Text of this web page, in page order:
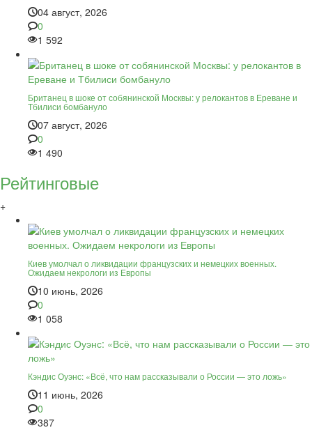
04 август, 2026
0
1 592
Британец в шоке от собянинской Москвы: у релокантов в Ереване и
Тбилиси бомбануло
07 август, 2026
0
1 490
Рейтинговые
+
Киев умолчал о ликвидации французских и немецких военных.
Ожидаем некрологи из Европы
10 июнь, 2026
0
1 058
Кэндис Оуэнс: «Всё, что нам рассказывали о России — это ложь»
11 июнь, 2026
0
387